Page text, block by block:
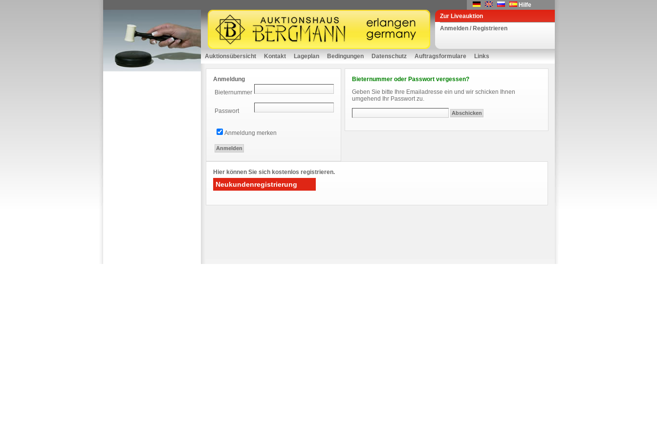
Hilfe
Zur Liveauktion
Anmelden / Registrieren
Auktionsübersicht Kontakt Lageplan Bedingungen Datenschutz Auftragsformulare Links
Anmeldung
Bieternummer
Passwort
Anmeldung merken
Bieternummer oder Passwort vergessen?
Geben Sie bitte Ihre Emailadresse ein und wir schicken Ihnen
umgehend Ihr Passwort zu.
Hier können Sie sich kostenlos registrieren.
Neukundenregistrierung